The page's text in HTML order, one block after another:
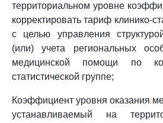
территориальном уровне
корректировать тариф клинико-
с целью управления
(или) учета региональных
медицинской помощи по
статистической группе;
Коэффициент уровня оказания
устанавливаемый на